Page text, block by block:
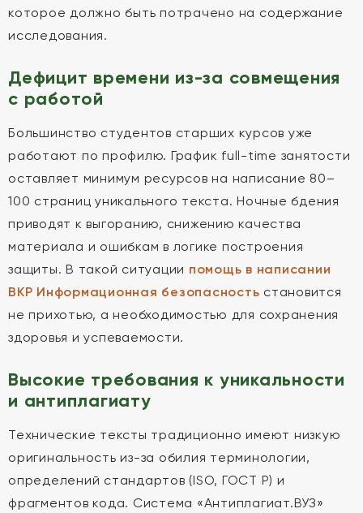
которое должно быть потрачено на содержание
исследования.
Дефицит времени из-за совмещения
с работой
Большинство студентов старших курсов уже
работают по профилю. График full-time занятости
оставляет минимум ресурсов на написание 80–
100 страниц уникального текста. Ночные бдения
приводят к выгоранию, снижению качества
материала и ошибкам в логике построения
защиты. В такой ситуации помощь в написании
ВКР Информационная безопасность становится
не прихотью, а необходимостью для сохранения
здоровья и успеваемости.
Высокие требования к уникальности
и антиплагиату
Технические тексты традиционно имеют низкую
оригинальность из-за обилия терминологии,
определений стандартов (ISO, ГОСТ Р) и
фрагментов кода. Система «Антиплагиат.ВУЗ»